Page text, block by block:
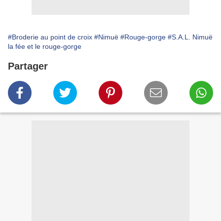
#Broderie au point de croix #Nimuë #Rouge-gorge #S.A.L. Nimuë
la fée et le rouge-gorge
Partager